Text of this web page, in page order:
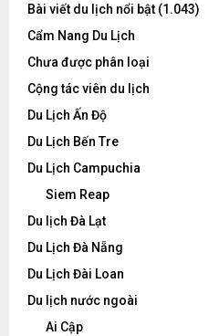
Bài viết du lịch nổi bật (1.043)
Cẩm Nang Du Lịch
Chưa được phân loại
Cộng tác viên du lịch
Du Lịch Ấn Độ
Du Lịch Bến Tre
Du Lịch Campuchia
Siem Reap
Du lịch Đà Lạt
Du Lịch Đà Nẵng
Du Lịch Đài Loan
Du lịch nước ngoài
Ai Cập